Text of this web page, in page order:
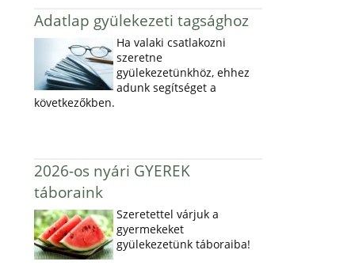
Adatlap gyülekezeti tagsághoz
Ha valaki csatlakozni
szeretne
gyülekezetünkhöz, ehhez
adunk segítséget a
következőkben.
2026-os nyári GYEREK
táboraink
Szeretettel várjuk a
gyermekeket
gyülekezetünk táboraiba!